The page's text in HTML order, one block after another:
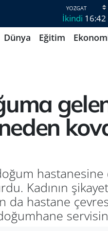
İkindi 16:42
Dünya Eğitim
doğum
Kadının
da hastane